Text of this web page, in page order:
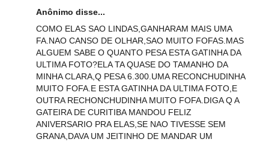
Anônimo disse...
COMO ELAS SAO LINDAS,GANHARAM MAIS UMA
FA.NAO CANSO DE OLHAR,SAO MUITO FOFAS.MAS
ALGUEM SABE O QUANTO PESA ESTA GATINHA DA
ULTIMA FOTO?ELA TA QUASE DO TAMANHO DA
MINHA CLARA,Q PESA 6.300.UMA RECONCHUDINHA
MUITO FOFA.E ESTA GATINHA DA ULTIMA FOTO,E
OUTRA RECHONCHUDINHA MUITO FOFA.DIGA Q A
GATEIRA DE CURITIBA MANDOU FELIZ
ANIVERSARIO PRA ELAS,SE NAO TIVESSE SEM
GRANA,DAVA UM JEITINHO DE MANDAR UM